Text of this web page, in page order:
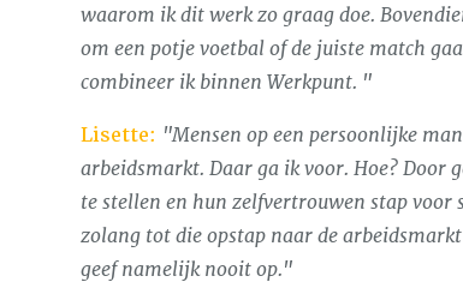
waarom ik dit werk zo graag doe.
om een potje voetbal of de juiste match
combineer ik binnen Werkpunt. "
Lisette: "Mensen op een persoonlijke
arbeidsmarkt. Daar ga ik voor. Hoe? Door
te stellen en hun zelfvertrouwen stap voor
zolang tot die opstap naar de
geef namelijk nooit op."